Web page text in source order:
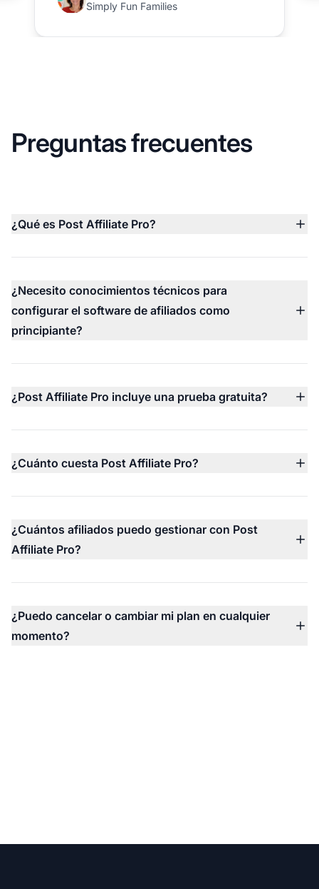
Simply Fun Families
Preguntas frecuentes
¿Qué es Post Affiliate Pro?
lanzar, rastrear y escalar sus propios programas de
afiliados, referidos e influencers.
¿Necesito conocimientos técnicos para
configurar el software de afiliados como
principiante?
integración sencillas como plugins, scripts de
¿Post Affiliate Pro incluye una prueba gratuita?
técnico disponible 24/7.
¿Cuánto cuesta Post Affiliate Pro?
disponibles, incluyendo los planes Starter, Pro, Ultimate
y Network.
¿Cuántos afiliados puedo gestionar con Post
Affiliate Pro?
de seguimiento mensual y no en el número de afiliados.
¿Puedo cancelar o cambiar mi plan en cualquier
momento?